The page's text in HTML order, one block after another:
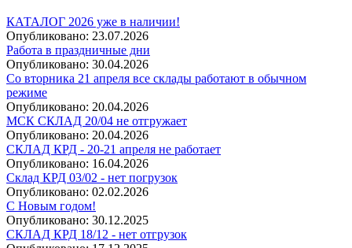
КАТАЛОГ 2026 уже в наличии!
Опубликовано: 23.07.2026
Работа в праздничные дни
Опубликовано: 30.04.2026
Со вторника 21 апреля все склады работают в обычном
режиме
Опубликовано: 20.04.2026
МСК СКЛАД 20/04 не отгружает
Опубликовано: 20.04.2026
СКЛАД КРД - 20-21 апреля не работает
Опубликовано: 16.04.2026
Склад КРД 03/02 - нет погрузок
Опубликовано: 02.02.2026
С Новым годом!
Опубликовано: 30.12.2025
СКЛАД КРД 18/12 - нет отгрузок